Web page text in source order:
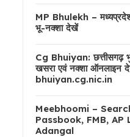
MP Bhulekh –
भू-नक्शा देखें
Cg Bhuiyan: छत्तीसगढ़
खसरा एवं नक्शा ऑनलाइन
bhuiyan.cg.nic.in
Meebhoomi –
Passbook, FMB, AP
Adangal